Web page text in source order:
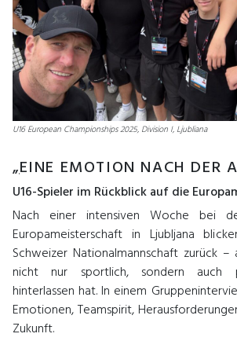
U16 European Championships 2025, Division I, Ljubliana
„EINE EMOTION NACH DER
U16-Spieler im Rückblick auf die
Nach einer intensiven Woche bei
Europameisterschaft in Ljubljana
Schweizer Nationalmannschaft zurück –
nicht nur sportlich, sondern auch
hinterlassen hat. In einem
Emotionen, Teamspirit,
Zukunft.